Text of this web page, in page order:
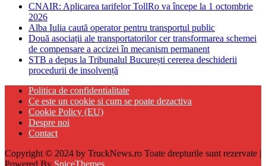
CNAIR: Aplicarea tarifelor TollRo va începe la 1 octombrie
2026
Alba Iulia caută operator pentru transportul public
Două asociații ale transportatorilor cer transformarea schemei
de compensare a accizei în mecanism permanent
STB a depus la Tribunalul București cererea deschiderii
procedurii de insolvență
Politica de confidentialitate
Ce este un cookie si cum se poate dezactiva
Cookie Policy (EU)
Despre noi
Contact
Copyright © 2024 by TruckNews.ro Toate drepturile sunt rezervate |
Powered By SpiceThemes